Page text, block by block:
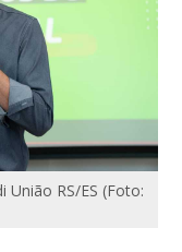
União RS/ES (Foto: